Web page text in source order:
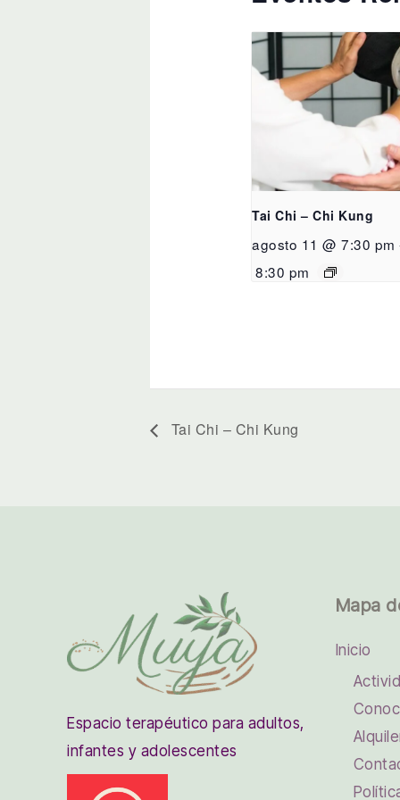
Tai Chi – Chi Kung
agosto 11 @ 7:30 pm
8:30 pm
Tai Chi – Chi Kung
Espacio terapéutico para adultos,
infantes y adolescentes
Mapa
Inicio